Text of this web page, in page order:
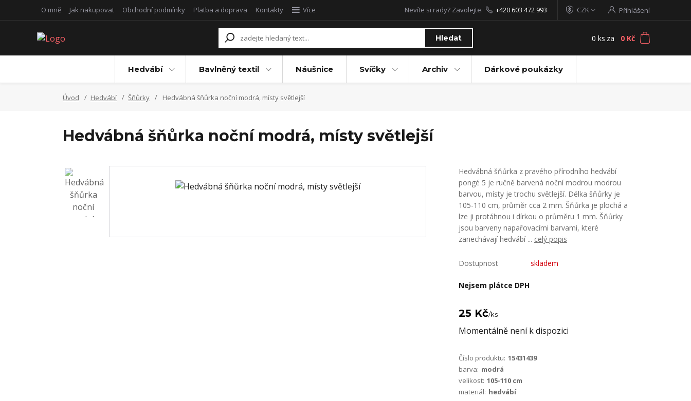
O mně Jak nakupovat Obchodní podmínky Platba a doprava Kontakty Více CZK Přihlášení
Hledat
Nevíte si rady? Zavolejte. +420 603 472 993
0 ks za 0 Kč
Hedvábí Bavlněný textil Náušnice Svíčky Archiv Dárkové poukázky
Úvod Hedvábí Šňůrky Hedvábná šňůrka noční modrá, místy světlejší
Hedvábná šňůrka noční modrá, místy světlejší
Hedvábná šňůrka z pravého přírodního hedvábí
pongé 5 je ručně barvená noční modrou modrou
barvou, místy je trochu světlejší. Délka šňůrky je
105-110 cm, průměr cca 2 mm. Šňůrka je plochá a
lze ji protáhnou i dírkou o průměru 1 mm. Šňůrky
jsou barveny napařovacími barvami, které
zanechávají hedvábí ... celý popis
Dostupnost skladem
Nejsem plátce DPH
25 Kč/ks
Momentálně není k dispozici
Číslo produktu: 15431439
barva: modrá
velikost: 105-110 cm
materiál: hedvábí